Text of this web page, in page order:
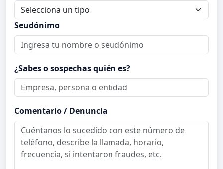
Seudónimo
¿Sabes o sospechas quién es?
Comentario / Denuncia